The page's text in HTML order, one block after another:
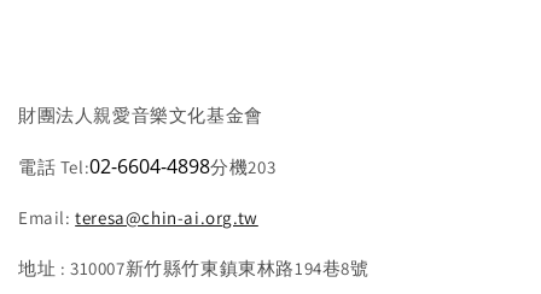
財團法人親愛音樂文化基金會
電話 Tel:02-6604-4898分機203
Email:teresa@chin-ai.org.tw
地址 : 310007新竹縣竹東鎮東林路194巷8號